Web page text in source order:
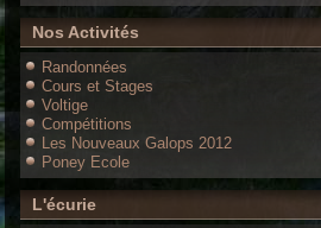
Nos Activités
Randonnées
Cours et Stages
Voltige
Compétitions
Les Nouveaux Galops 2012
Poney Ecole
L'écurie